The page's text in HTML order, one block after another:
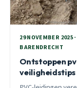
29 NOVEMBER 2025
BARENDRECHT
Ontstoppen
veiligheidstips